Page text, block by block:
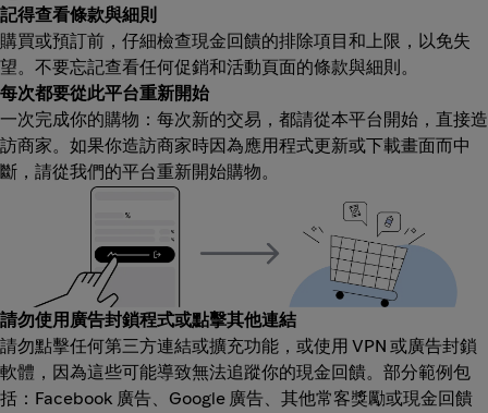
記得查看條款與細則
購買或預訂前，仔細檢查現金回饋的排除項目和上限，以免失
望。不要忘記查看任何促銷和活動頁面的條款與細則。
每次都要從此平台重新開始
一次完成你的購物：每次新的交易，都請從本平台開始，直接造
訪商家。如果你造訪商家時因為應用程式更新或下載畫面而中
斷，請從我們的平台重新開始購物。
請勿使用廣告封鎖程式或點擊其他連結
請勿點擊任何第三方連結或擴充功能，或使用 VPN 或廣告封鎖
軟體，因為這些可能導致無法追蹤你的現金回饋。部分範例包
括：Facebook 廣告、Google 廣告、其他常客獎勵或現金回饋